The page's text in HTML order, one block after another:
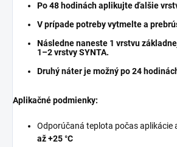
Po 48 hodinách aplikujte ďalšie
V prípade potreby vytmelte a
Následne naneste 1 vrstvu
1–2 vrstvy SYNTA.
Druhý náter je možný po 24
Aplikačné podmienky:
Odporúčaná teplota počas aplikácie
až +25 °C